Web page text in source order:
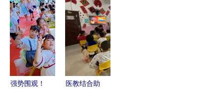
厦门九校脱
颖而出
建省示范性
幼儿园的教
育典范
强势围观！
医教结合助